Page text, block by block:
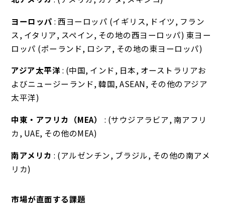
ヨーロッパ : 西ヨーロッパ (イギリス, ドイツ, フラン
ス, イタリア, スペイン, その地の西ヨーロッパ) 東ヨー
ロッパ (ポーランド, ロシア, その地の東ヨーロッパ)
アジア太平洋 : (中国, インド, 日本, オーストラリアお
よびニュージーランド, 韓国, ASEAN, その他のアジア
太平洋)
中東・アフリカ（MEA） : (サウジアラビア, 南アフリ
カ, UAE, その他のMEA)
南アメリカ : (アルゼンチン, ブラジル, その他の南アメ
リカ)
市場が直面する課題